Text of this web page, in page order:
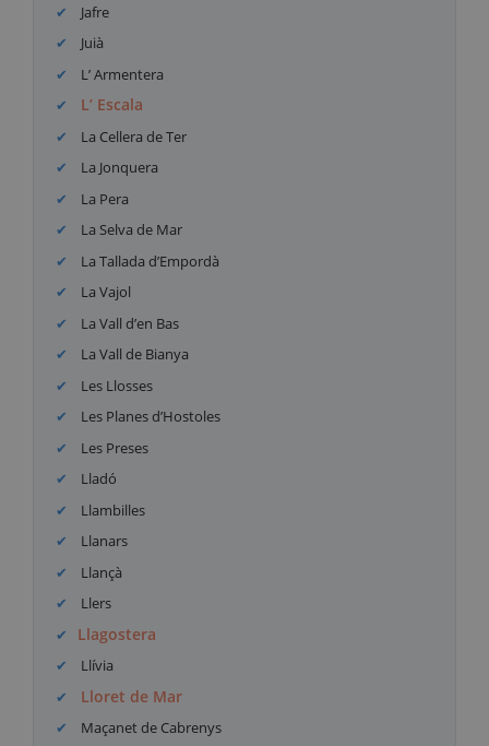
Jafre
Juià
L’ Armentera
L’ Escala
La Cellera de Ter
La Jonquera
La Pera
La Selva de Mar
La Tallada d’Empordà
La Vajol
La Vall d’en Bas
La Vall de Bianya
Les Llosses
Les Planes d’Hostoles
Les Preses
Lladó
Llambilles
Llanars
Llançà
Llers
Llagostera
Llívia
Lloret de Mar
Maçanet de Cabrenys